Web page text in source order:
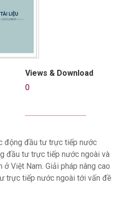
Views & Download
0
động đầu tư trực tiếp nước
đầu tư trực tiếp nước ngoài và
Việt Nam. Giải pháp nâng cao
trực tiếp nước ngoài tới vấn đề